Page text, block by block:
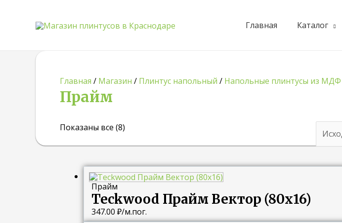
Главная Каталог
Главная / Магазин / Плинтус напольный / Напольные плинтусы из МДФ
Прайм
Показаны все (8)
Прайм
Teckwood Прайм Вектор (80х16)
347.00 ₽/м.пог.